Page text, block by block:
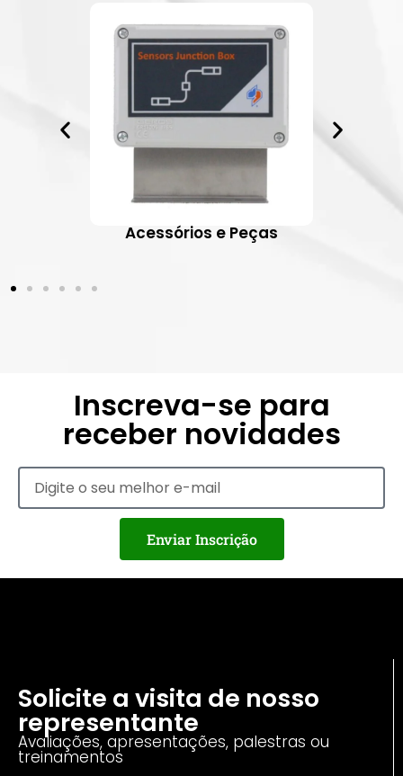
Acessórios e Peças
Inscreva-se para
receber novidades
Enviar Inscrição
Solicite a visita de nosso
representante
Avaliações, apresentações, palestras ou
treinamentos